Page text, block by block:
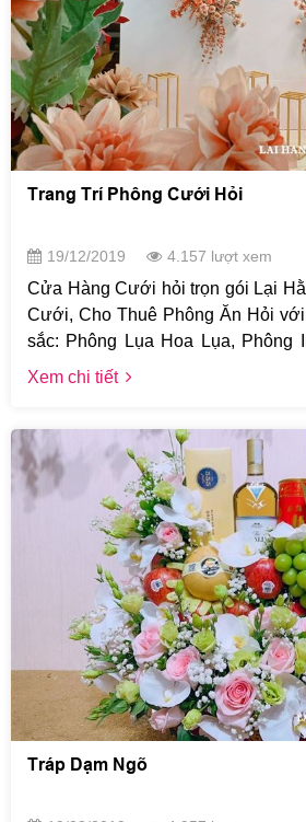
Trang Trí Phông Cưới Hỏi
19/12/2019 4.157 lượt xem
Cửa Hàng Cưới hỏi trọn gói Lại
Cưới, Cho Thuê Phông Ăn Hỏi
sắc: Phông Lụa Hoa Lụa, Phông
vách CNC khối nổi 3D, khách
Xem chi tiết
Tráp Dạm Ngõ